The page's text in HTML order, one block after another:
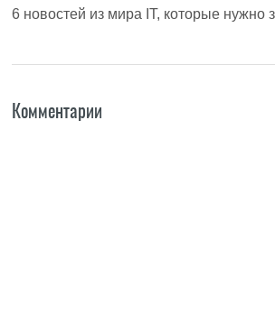
6 новостей из мира IT, которые нужно
Комментарии